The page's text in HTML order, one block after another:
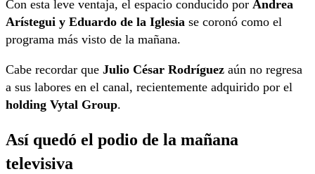
Con esta leve ventaja, el espacio conducido por Andrea
Arístegui y Eduardo de la Iglesia se coronó como el
programa más visto de la mañana.
Cabe recordar que Julio César Rodríguez aún no regresa
a sus labores en el canal, recientemente adquirido por el
holding Vytal Group.
Así quedó el podio de la mañana
televisiva